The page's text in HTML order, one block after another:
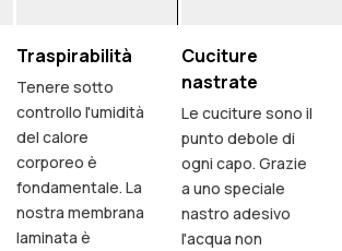
Traspirabilità
Tenere sotto
controllo l'umidità
del calore
corporeo è
fondamentale. La
nostra membrana
laminata è
Cuciture
nastrate
Le cuciture sono il
punto debole di
ogni capo. Grazie
a uno speciale
nastro adesivo
l'acqua non